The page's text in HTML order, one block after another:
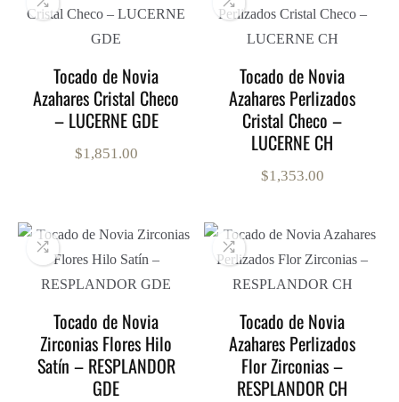
Tocado de Novia
Azahares Cristal Checo
– LUCERNE GDE
$1,851.00
Tocado de Novia
Azahares Perlizados
Cristal Checo –
LUCERNE CH
$1,353.00
Tocado de Novia
Zirconias Flores Hilo
Satín – RESPLANDOR
GDE
Tocado de Novia
Azahares Perlizados
Flor Zirconias –
RESPLANDOR CH